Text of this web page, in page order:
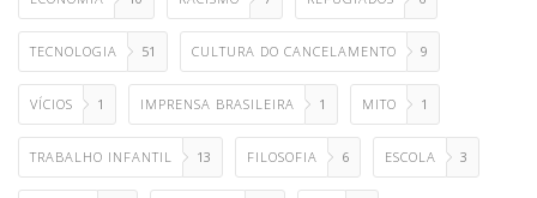
TECNOLOGIA 51 CULTURA DO CANCELAMENTO 9
VÍCIOS 1 IMPRENSA BRASILEIRA 1 MITO 1
TRABALHO INFANTIL 13 FILOSOFIA 6 ESCOLA 3